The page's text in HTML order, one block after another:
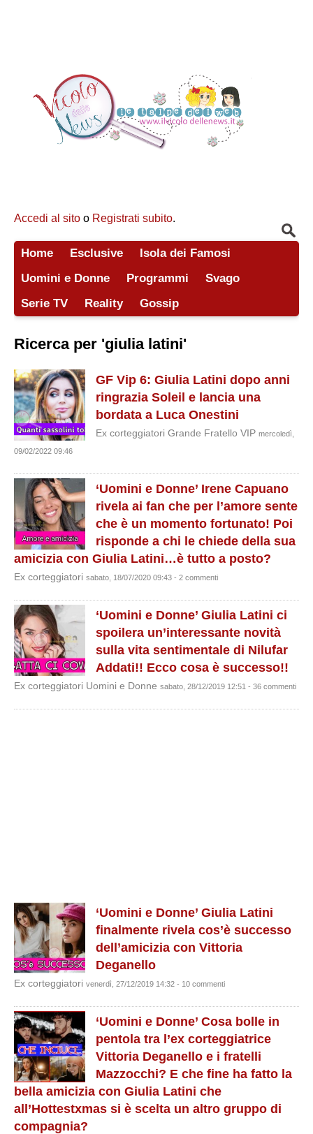
Accedi al sito o Registrati subito.
Home Esclusive
Isola dei Famosi
Uomini e Donne
Programmi
Svago
Serie TV
Reality Gossip
Ricerca per 'giulia latini'
GF Vip 6: Giulia Latini dopo anni
ringrazia Soleil e lancia una
bordata a Luca Onestini
Ex corteggiatori Grande Fratello VIP mercoledì,
09/02/2022 09:46
‘Uomini e Donne’ Irene Capuano
rivela ai fan che per l’amore sente
che è un momento fortunato! Poi
risponde a chi le chiede della sua
amicizia con Giulia Latini…è tutto a posto?
Ex corteggiatori sabato, 18/07/2020 09:43 - 2 commenti
‘Uomini e Donne’ Giulia Latini ci
spoilera un’interessante novità
sulla vita sentimentale di Nilufar
Addati!! Ecco cosa è successo!!
Ex corteggiatori Uomini e Donne sabato, 28/12/2019 12:51 - 36 commenti
‘Uomini e Donne’ Giulia Latini
finalmente rivela cos’è successo
dell’amicizia con Vittoria
Deganello
Ex corteggiatori venerdì, 27/12/2019 14:32 - 10 commenti
‘Uomini e Donne’ Cosa bolle in
pentola tra l’ex corteggiatrice
Vittoria Deganello e i fratelli
Mazzocchi? E che fine ha fatto la
bella amicizia con Giulia Latini che
all’Hottestxmas si è scelta un altro gruppo di
compagnia?